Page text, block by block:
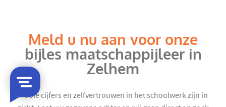
Meld u nu aan voor onze
bijles maatschappijleer in
Zelhem
Mooie cijfers en zelfvertrouwen in het schoolwerk zijn in